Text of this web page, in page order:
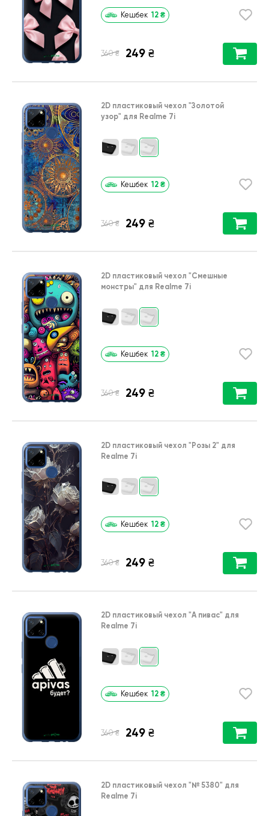
Кешбек 12 ₴
360 ₴ 249 ₴
2D пластиковый чехол "Золотой
узор" для Realme 7i
Кешбек 12 ₴
360 ₴ 249 ₴
2D пластиковый чехол "Cмешные
монстры" для Realme 7i
Кешбек 12 ₴
360 ₴ 249 ₴
2D пластиковый чехол "Розы 2" для
Realme 7i
Кешбек 12 ₴
360 ₴ 249 ₴
2D пластиковый чехол "А пивас" для
Realme 7i
Кешбек 12 ₴
360 ₴ 249 ₴
2D пластиковый чехол "№ 5380" для
Realme 7i